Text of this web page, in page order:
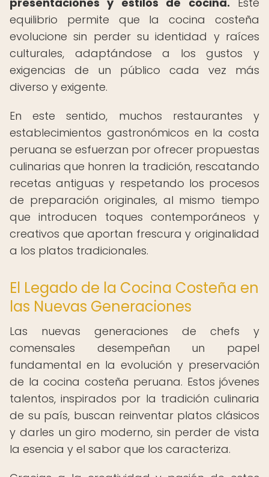
equilibrio permite que la cocina costeña
evolucione sin perder su identidad y raíces
culturales, adaptándose a los gustos y
exigencias de un público cada vez más
diverso y exigente.
En este sentido, muchos restaurantes y
establecimientos gastronómicos en la costa
peruana se esfuerzan por ofrecer propuestas
culinarias que honren la tradición, rescatando
recetas antiguas y respetando los procesos
de preparación originales, al mismo tiempo
que introducen toques contemporáneos y
creativos que aportan frescura y originalidad
a los platos tradicionales.
El Legado de la Cocina Costeña en
las Nuevas Generaciones
Las nuevas generaciones de chefs y
comensales desempeñan un papel
fundamental en la evolución y preservación
de la cocina costeña peruana. Estos jóvenes
talentos, inspirados por la tradición culinaria
de su país, buscan reinventar platos clásicos
y darles un giro moderno, sin perder de vista
la esencia y el sabor que los caracteriza.